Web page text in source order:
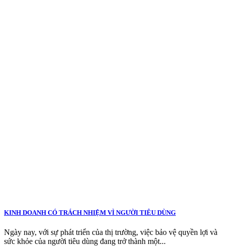
KINH DOANH CÓ TRÁCH NHIỆM VÌ NGƯỜI TIÊU DÙNG
Ngày nay, với sự phát triển của thị trường, việc bảo vệ quyền lợi và
sức khỏe của người tiêu dùng đang trở thành một...